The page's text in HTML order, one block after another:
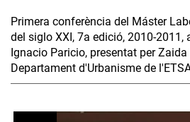
Primera conferència del Máster
del siglo XXI, 7a edició, 2010-2011,
Ignacio Paricio, presentat per
Departament d'Urbanisme de